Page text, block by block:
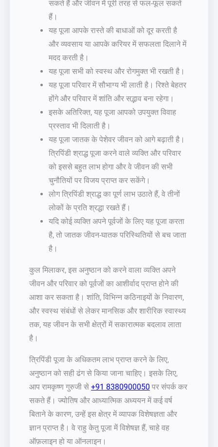
सकते हैं और जीवन में पूरी तरह से फल-फूल सकते
हैं।
यह पूजा आपके रास्ते की बाधाओं को दूर करती है
और व्यवसाय या आपके करियर में सफलता दिलाने में
मदद करती है।
यह पूजा सभी को स्वस्थ और रोगमुक्त भी रखती है।
यह पूजा परिवार में सौभाग्य भी लाती है। रिश्ते बेहतर
होंगे और परिवार में शांति और सद्भाव बना रहेगा।
इसके अतिरिक्त, यह पूजा आपको उपयुक्त विवाह
प्रस्ताव भी दिलाती है।
यह पूजा जातक के पेशेवर जीवन को आगे बढ़ाती है।
त्रिपिंडी श्राद्ध पूजा करने वाले व्यक्ति और परिवार
को इससे बहुत लाभ होगा और वे जीवन की सभी
चुनौतियों पर विजय प्राप्त कर सकेंगे।
लोग त्रिपिंडी श्राद्ध का पूर्ण लाभ उठाते हैं, वे तीनों
लोकों के प्रति श्रद्धा रखते हैं।
यदि कोई व्यक्ति अपने पूर्वजों के लिए यह पूजा करता
है, तो जातक जीवन-घातक परिस्थितियों से बच जाता
है।
कुल मिलाकर, इस अनुष्ठान को करने वाला व्यक्ति अपने
जीवन और परिवार को पूर्वजों का आशीर्वाद प्राप्त होने की
आशा कर सकता है। शांति, विभिन्न कठिनाइयों के निवारण,
और स्वस्थ संबंधों से लेकर मानसिक और शारीरिक स्वास्थ्य
तक, यह जीवन के सभी क्षेत्रों में सकारात्मक बदलाव लाता
है।
त्रिपिंडी पूजा के अधिकतम लाभ प्राप्त करने के लिए,
अनुष्ठान को सही ढंग से किया जाना चाहिए। इसके लिए,
आप रामकृष्ण गुरुजी से +91 8380900050 पर संपर्क कर
सकते हैं। ज्योतिष और आध्यात्मिक अध्ययन में कई वर्ष
बिताने के कारण, उन्हें इस क्षेत्र में व्यापक विशेषज्ञता और
ज्ञान प्राप्त है। वे राहु केतु पूजा में विशेषज्ञ हैं, चाहे वह
ऑफ़लाइन हो या ऑनलाइन।